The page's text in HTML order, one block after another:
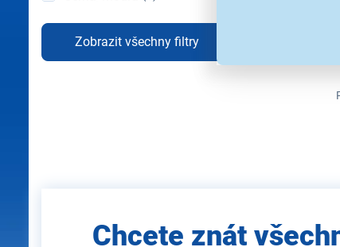
Zobrazit všechny filtry
e-mail
Chcete znát